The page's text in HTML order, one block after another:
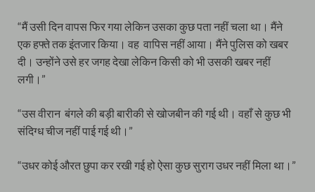
“मैं उसी दिन वापस फिर गया लेकिन उसका कुछ पता नहीं चला था। मैंने
एक हफ्ते तक इंतजार किया। वह वापिस नहीं आया। मैंने पुलिस को खबर
दी। उन्होंने उसे हर जगह देखा लेकिन किसी को भी उसकी खबर नहीं
लगी।”
“उस वीरान बंगले की बड़ी बारीकी से खोजबीन की गई थी। वहाँ से कुछ भी
संदिग्ध चीज नहीं पाई गई थी।”
“उधर कोई औरत छुपा कर रखी गई हो ऐसा कुछ सुराग उधर नहीं मिला था।”